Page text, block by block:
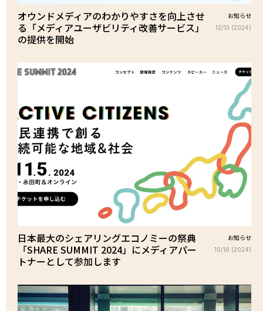
オウンドメディアのわかりやすさを向上させ
る「メディアユーザビリティ改善サービス」
の提供を開始
お知らせ
12/13 (2024)
日本最大のシェアリングエコノミーの祭典
「SHARE SUMMIT 2024」にメディアパー
トナーとして参加します
お知らせ
10/16 (2024)